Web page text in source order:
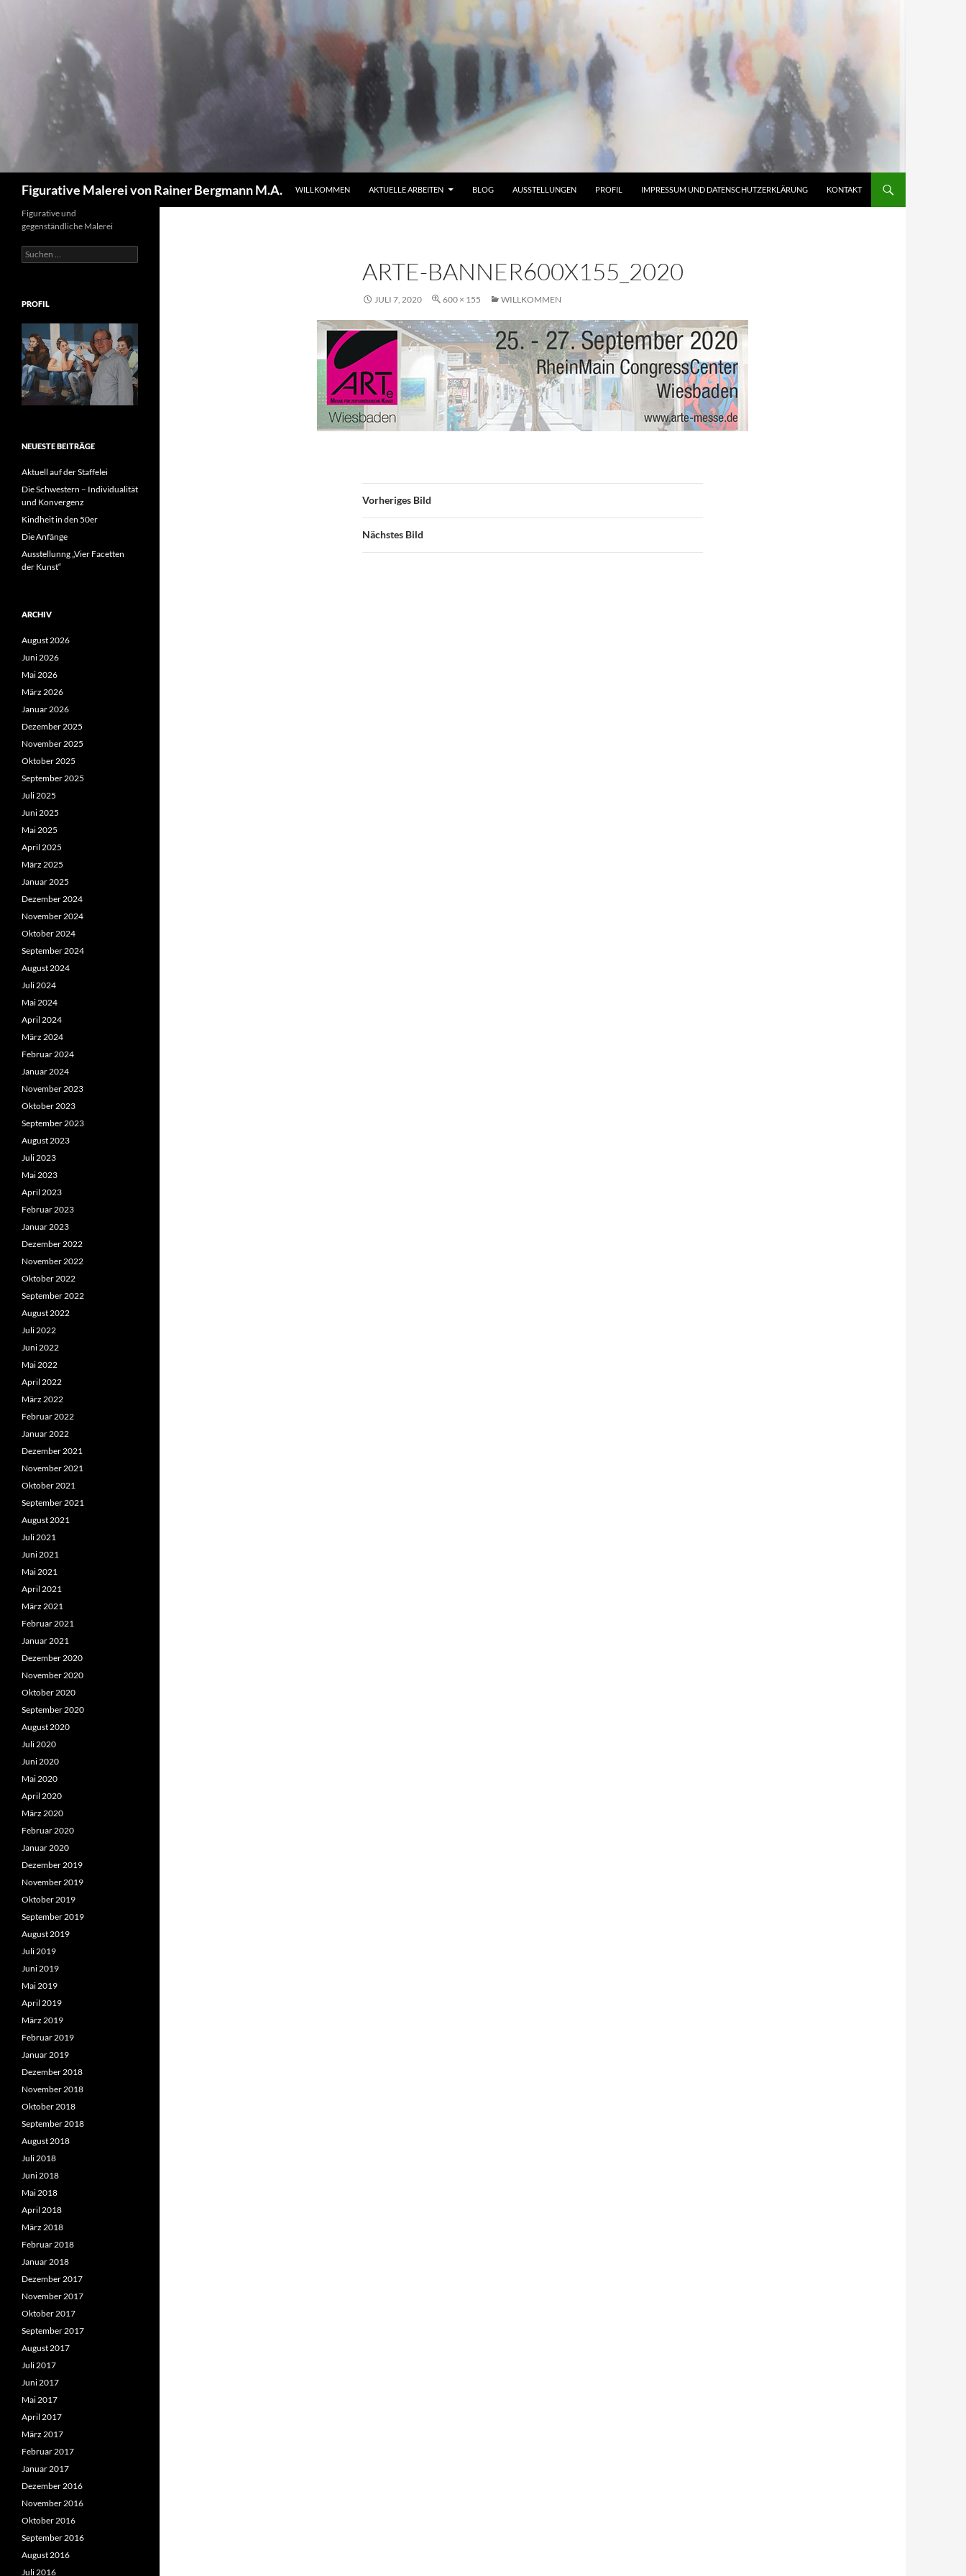
Figurative Malerei von Rainer Bergmann M.A. WILLKOMMEN AKTUELLE ARBEITEN BLOG AUSSTELLUNGEN PROFIL IMPRESSUM UND DATENSCHUTZERKLÄRUNG KONTAKT
ARTE-BANNER600X155_2020
JULI 7, 2020 600 × 155 WILLKOMMEN
Vorheriges Bild
Nächstes Bild
Figurative und
gegenständliche Malerei
Suchen
nach:
PROFIL
NEUESTE BEITRÄGE
Aktuell auf der Staffelei
Die Schwestern – Individualität
und Konvergenz
Kindheit in den 50er
Die Anfänge
Ausstellunng „Vier Facetten
der Kunst“
ARCHIV
August 2026
Juni 2026
Mai 2026
März 2026
Januar 2026
Dezember 2025
November 2025
Oktober 2025
September 2025
Juli 2025
Juni 2025
Mai 2025
April 2025
März 2025
Januar 2025
Dezember 2024
November 2024
Oktober 2024
September 2024
August 2024
Juli 2024
Mai 2024
April 2024
März 2024
Februar 2024
Januar 2024
November 2023
Oktober 2023
September 2023
August 2023
Juli 2023
Mai 2023
April 2023
Februar 2023
Januar 2023
Dezember 2022
November 2022
Oktober 2022
September 2022
August 2022
Juli 2022
Juni 2022
Mai 2022
April 2022
März 2022
Februar 2022
Januar 2022
Dezember 2021
November 2021
Oktober 2021
September 2021
August 2021
Juli 2021
Juni 2021
Mai 2021
April 2021
März 2021
Februar 2021
Januar 2021
Dezember 2020
November 2020
Oktober 2020
September 2020
August 2020
Juli 2020
Juni 2020
Mai 2020
April 2020
März 2020
Februar 2020
Januar 2020
Dezember 2019
November 2019
Oktober 2019
September 2019
August 2019
Juli 2019
Juni 2019
Mai 2019
April 2019
März 2019
Februar 2019
Januar 2019
Dezember 2018
November 2018
Oktober 2018
September 2018
August 2018
Juli 2018
Juni 2018
Mai 2018
April 2018
März 2018
Februar 2018
Januar 2018
Dezember 2017
November 2017
Oktober 2017
September 2017
August 2017
Juli 2017
Juni 2017
Mai 2017
April 2017
März 2017
Februar 2017
Januar 2017
Dezember 2016
November 2016
Oktober 2016
September 2016
August 2016
Juli 2016